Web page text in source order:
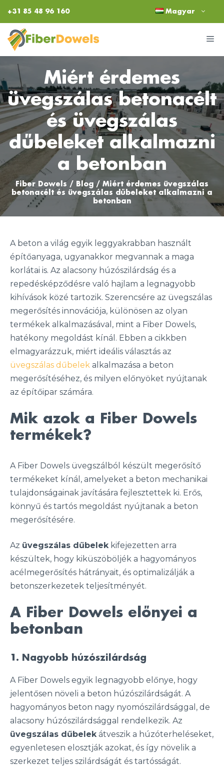
Kilépés
tartalomba
+31 85 48 96 160 Magyar
Miért érdemes
üvegszálas betonacélt
és üvegszálas
dűbeleket alkalmazni
a betonban
Fiber Dowels / Blog / Miért érdemes üvegszálas
betonacélt és üvegszálas dűbeleket alkalmazni a
betonban
A beton a világ egyik leggyakrabban használt
építőanyaga, ugyanakkor megvannak a maga
korlátai is. Az alacsony húzószilárdság és a
repedésképződésre való hajlam a legnagyobb
kihívások közé tartozik. Szerencsére az üvegszálas
megerősítés innovációja, különösen az olyan
termékek alkalmazásával, mint a Fiber Dowels,
hatékony megoldást kínál. Ebben a cikkben
elmagyarázzuk, miért ideális választás az
üvegszálas dűbelek alkalmazása a beton
megerősítéséhez, és milyen előnyöket nyújtanak
az építőipar számára.
Mik azok a Fiber Dowels
termékek?
A Fiber Dowels üvegszálból készült megerősítő
termékeket kínál, amelyeket a beton mechanikai
tulajdonságainak javítására fejlesztettek ki. Erős,
könnyű és tartós megoldást nyújtanak a beton
megerősítésére.
Az üvegszálas dűbelekkifejezetten arra
készültek, hogy kiküszöböljék a hagyományos
acélmegerősítés hátrányait, és optimalizálják a
betonszerkezetek teljesítményét.
A Fiber Dowels előnyei a
betonban
1. Nagyobb húzószilárdság
A Fiber Dowels egyik legnagyobb előnye, hogy
jelentősen növeli a beton húzószilárdságát. A
hagyományos beton nagy nyomószilárdsággal, de
alacsony húzószilárdsággal rendelkezik. Az
üvegszálas dűbelekátveszik a húzóterheléseket,
egyenletesen elosztják azokat, és így növelik a
szerkezet teljes szilárdságát és tartósságát.